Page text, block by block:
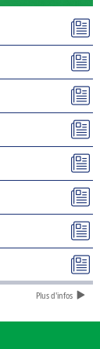
Plus d'infos